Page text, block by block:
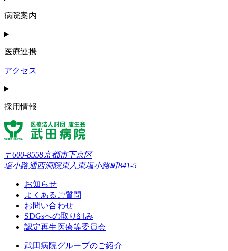
病院案内
医療連携
アクセス
採用情報
〒600-8558京都市下京区
塩小路通西洞院東入東塩小路町841-5
お知らせ
よくあるご質問
お問い合わせ
SDGsへの取り組み
認定再生医療等委員会
武田病院グループのご紹介